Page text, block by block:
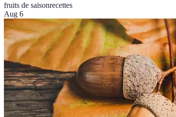
fruits de saisonrecettes
Aug 6